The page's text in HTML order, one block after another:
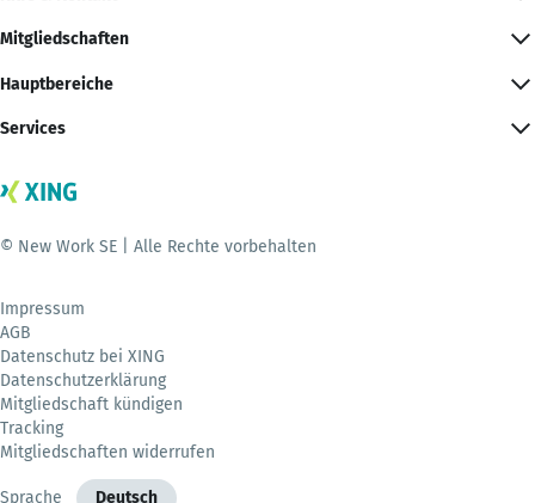
Mitgliedschaften
Hauptbereiche
Services
© New Work SE | Alle Rechte vorbehalten
Impressum
AGB
Datenschutz bei XING
Datenschutzerklärung
Mitgliedschaft kündigen
Tracking
Mitgliedschaften widerrufen
Sprache Deutsch